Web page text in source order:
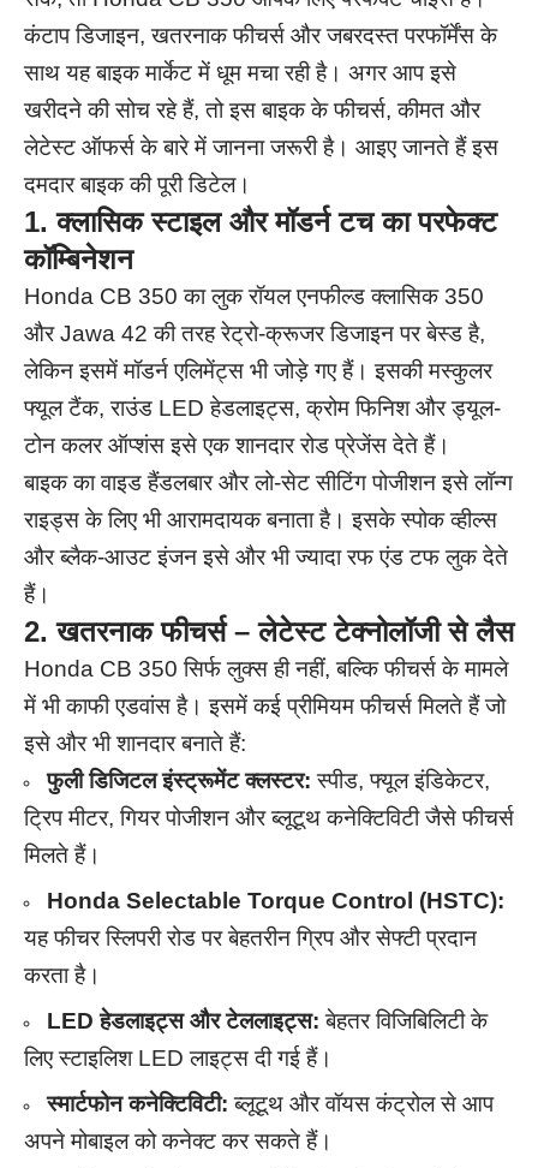
कंटाप डिजाइन, खतरनाक फीचर्स और जबरदस्त परफॉर्मेंस के
साथ यह बाइक मार्केट में धूम मचा रही है। अगर आप इसे
खरीदने की सोच रहे हैं, तो इस बाइक के फीचर्स, कीमत और
लेटेस्ट ऑफर्स के बारे में जानना जरूरी है। आइए जानते हैं इस
दमदार बाइक की पूरी डिटेल।
1. क्लासिक स्टाइल और मॉडर्न टच का परफेक्ट
कॉम्बिनेशन
Honda CB 350 का लुक रॉयल एनफील्ड क्लासिक 350
और Jawa 42 की तरह रेट्रो-क्रूजर डिजाइन पर बेस्ड है,
लेकिन इसमें मॉडर्न एलिमेंट्स भी जोड़े गए हैं। इसकी मस्कुलर
फ्यूल टैंक, राउंड LED हेडलाइट्स, क्रोम फिनिश और ड्यूल-
टोन कलर ऑप्शंस इसे एक शानदार रोड प्रेजेंस देते हैं।
बाइक का वाइड हैंडलबार और लो-सेट सीटिंग पोजीशन इसे लॉन्ग
राइड्स के लिए भी आरामदायक बनाता है। इसके स्पोक व्हील्स
और ब्लैक-आउट इंजन इसे और भी ज्यादा रफ एंड टफ लुक देते
हैं।
2. खतरनाक फीचर्स – लेटेस्ट टेक्नोलॉजी से लैस
Honda CB 350 सिर्फ लुक्स ही नहीं, बल्कि फीचर्स के मामले
में भी काफी एडवांस है। इसमें कई प्रीमियम फीचर्स मिलते हैं जो
इसे और भी शानदार बनाते हैं:
फुली डिजिटल इंस्ट्रूमेंट क्लस्टर: स्पीड, फ्यूल इंडिकेटर,
ट्रिप मीटर, गियर पोजीशन और ब्लूटूथ कनेक्टिविटी जैसे फीचर्स
मिलते हैं।
Honda Selectable Torque Control (HSTC):
यह फीचर स्लिपरी रोड पर बेहतरीन ग्रिप और सेफ्टी प्रदान
करता है।
LED हेडलाइट्स और टेललाइट्स: बेहतर विजिबिलिटी के
लिए स्टाइलिश LED लाइट्स दी गई हैं।
स्मार्टफोन कनेक्टिविटी: ब्लूटूथ और वॉयस कंट्रोल से आप
अपने मोबाइल को कनेक्ट कर सकते हैं।